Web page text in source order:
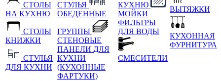
СТОЛЫ
НА КУХНЮ
СТОЛЫ
КНИЖКИ
СТУЛЬЯ
ДЛЯ КУХНИ
СТУЛЬЯ
ОБЕДЕННЫЕ
ГРУППЫ
СТЕНОВЫЕ
ПАНЕЛИ ДЛЯ
КУХНИ
(КУХОННЫЕ
ФАРТУКИ)
КУХНЮ
МОЙКИ
ФИЛЬТРЫ
ДЛЯ ВОДЫ
СМЕСИТЕЛИ
ВЫТЯЖКИ
КУХОННАЯ
ФУРНИТУРА